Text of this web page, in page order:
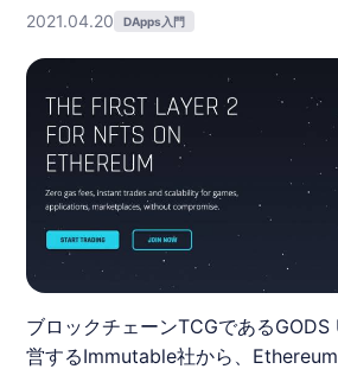
2021.04.20 DApps入門
ブロックチェーンTCGである
営するImmutable社から、